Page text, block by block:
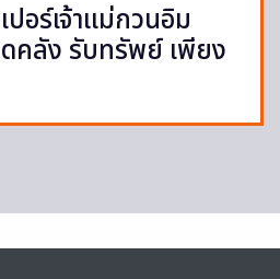
ปอร์เจ้าแม่กวนอิม
คลัง รับทรัพย์ เพียง